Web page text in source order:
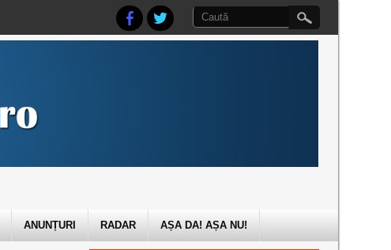
ANUNȚURI RADAR AȘA DA! AȘA NU!